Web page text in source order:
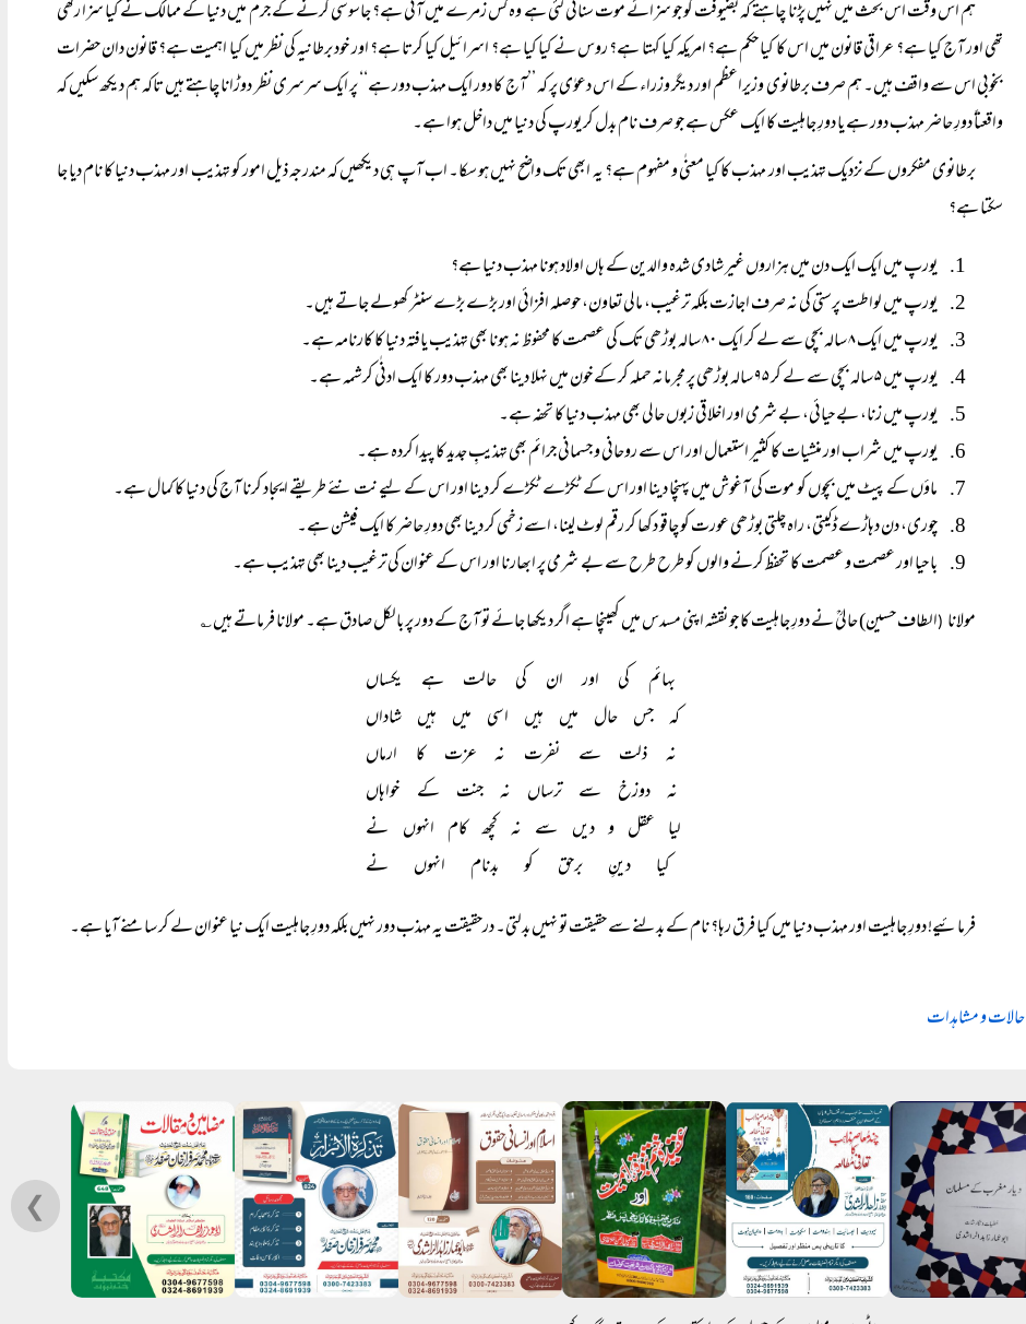
ہم اس وقت اس بحث میں نہیں پڑنا چاہتے کہ بضیوفت کو جو سزائے موت سنائی گئی ہے وہ کس زمرے میں آتی ہے؟ جاسوسی کرنے کے جرم میں دنیا کے ممالک نے کیا سزا رکھی
تھی اور آج کیا ہے؟ عراقی قانون میں اس کا کیا حکم ہے؟ امریکہ کیا کہتا ہے؟ روس نے کیا کیا ہے؟ اسرائیل کیا کرتا ہے؟ اور خود برطانیہ کی نظر میں کیا اہمیت ہے؟ قانون دان حضرات
بخوبی اس سے واقف ہیں۔ ہم صرف برطانوی وزیراعظم اور دیگر وزراء کے اس دعوٰی پر کہ ’’آج کا دور ایک مہذب دور ہے‘‘ پر ایک سرسری نظر دوڑانا چاہتے ہیں تاکہ ہم دیکھ سکیں کہ
واقعتاً دورِ حاضر مہذب دور ہے یا دورِ جاہلیت کا ایک عکس ہے جو صرف نام بدل کر یورپ کی دنیا میں داخل ہوا ہے۔
برطانوی مفکروں کے نزدیک تہذیب اور مہذب کا کیا معنٰی و مفہوم ہے؟ یہ ابھی تک واضح نہیں ہو سکا۔ اب آپ ہی دیکھیں کہ مندرجہ ذیل امور کو تہذیب اور مہذب دنیا کا نام دیا جا
سکتا ہے؟
یورپ میں ایک ایک دن میں ہزاروں غیر شادی شدہ والدین کے ہاں اولاد ہونا مہذب دنیا ہے؟
یورپ میں لواطت پرستی کی نہ صرف اجازت بلکہ ترغیب، مالی تعاون، حوصلہ افزائی اور بڑے بڑے سنٹر کھولے جاتے ہیں۔
یورپ میں ایک ۸ سالہ بچی سے لے کر ایک ۸۰ سالہ بوڑھی تک کی عصمت کا محفوظ نہ ہونا بھی تہذیب یافتہ دنیا کا کارنامہ ہے۔
یورپ میں ۵ سالہ بچی سے لے کر ۹۵ سالہ بوڑھی پر مجرمانہ حملہ کر کے خون میں نہلا دینا بھی مہذب دور کا ایک ادنٰی کرشمہ ہے۔
یورپ میں زنا، بے حیائی، بے شرمی اور اخلاقی زبوں حالی بھی مہذب دنیا کا تحفہ ہے۔
یورپ میں شراب اور منشیات کا کثیر استعمال اور اس سے روحانی و جسمانی جرائم بھی تہذیبِ جدید کا پیدا کردہ ہے۔
ماؤں کے پیٹ میں بچوں کو موت کی آغوش میں پہنچا دینا اور اس کے ٹکڑے ٹکڑے کر دینا اور اس کے لیے نت نئے طریقے ایجاد کرنا آج کی دنیا کا کمال ہے۔
چوری، دن دہاڑے ڈکیتی، راہ چلتی بوڑھی عورت کو چاقو دکھا کر رقم لوٹ لینا، اسے زخمی کر دینا بھی دورِ حاضر کا ایک فیشن ہے۔
با حیا اور عصمت و عصمت کا تحفظ کرنے والوں کو طرح طرح سے بے شرمی پر ابھارنا اور اس کے عنوان کی ترغیب دینا بھی تہذیب ہے۔
مولانا (الطاف حسین) حالیؒ نے دورِ جاہلیت کا جو نقشہ اپنی مسدس میں کھینچا ہے اگر دیکھا جائے تو آج کے دور پر بالکل صادق ہے۔ مولانا فرماتے ہیں ؎
بہائم کی اور ان کی حالت ہے یکساں
کہ جس حال میں ہیں اسی میں ہیں شاداں
نہ ذلت سے نفرت نہ عزت کا ارماں
نہ دوزخ سے ترساں نہ جنت کے خواہاں
لیا عقل و دیں سے نہ کچھ کام انہوں نے
کیا دینِ برحق کو بدنام انہوں نے
فرمائیے! دورِ جاہلیت اور مہذب دنیا میں کیا فرق رہا؟ نام کے بدلنے سے حقیقت تو نہیں بدلتی۔ درحقیقت یہ مہذب دور نہیں بلکہ دورِ جاہلیت ایک نیا عنوان لے کر سامنے آیا ہے۔
حالات و مشاہدات
❮